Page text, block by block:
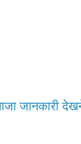
जानकारी